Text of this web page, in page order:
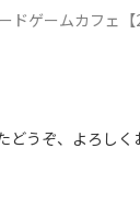
ドゲームカフェ
どうぞ、よろし